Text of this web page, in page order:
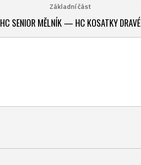
Základní část
HC SENIOR MĚLNÍK — HC KOSATKY DRAVÉ